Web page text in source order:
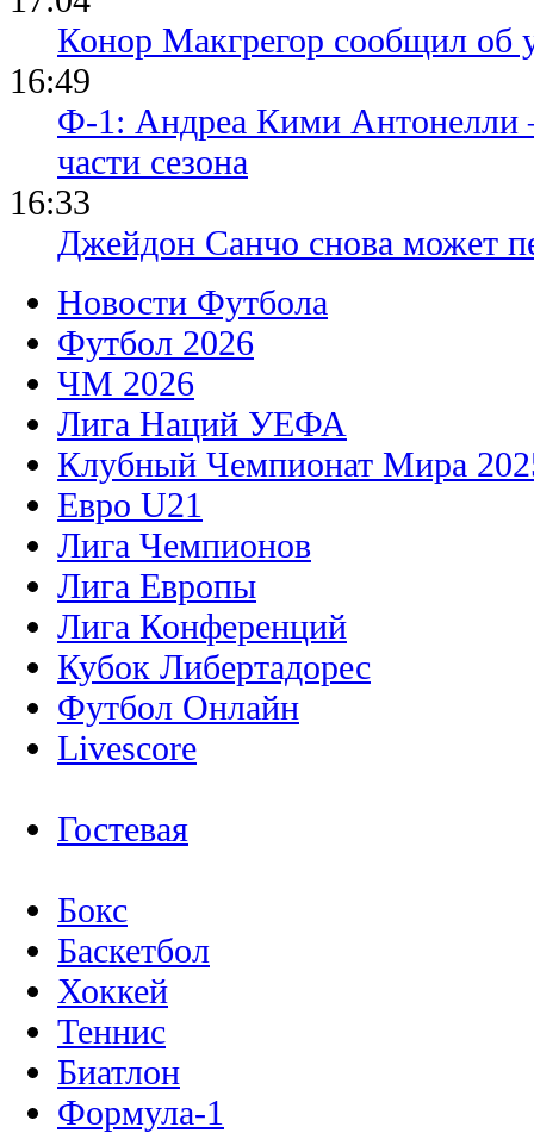
Конор Макгрегор сообщил об
16:49
Ф-1: Андреа Кими Антонелли
части сезона
16:33
Джейдон Санчо снова может
Новости Футбола
Футбол 2026
ЧМ 2026
Лига Наций УЕФА
Клубный Чемпионат Мира
Евро U21
Лига Чемпионов
Лига Европы
Лига Конференций
Кубок Либертадорес
Футбол Онлайн
Livescore
Гостевая
Бокс
Баскетбол
Хоккей
Теннис
Биатлон
Формула-1